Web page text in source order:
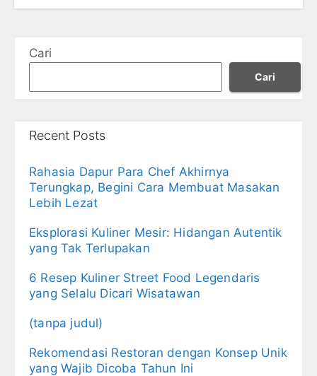
Cari
Cari
Recent Posts
Rahasia Dapur Para Chef Akhirnya
Terungkap, Begini Cara Membuat Masakan
Lebih Lezat
Eksplorasi Kuliner Mesir: Hidangan Autentik
yang Tak Terlupakan
6 Resep Kuliner Street Food Legendaris
yang Selalu Dicari Wisatawan
(tanpa judul)
Rekomendasi Restoran dengan Konsep Unik
yang Wajib Dicoba Tahun Ini